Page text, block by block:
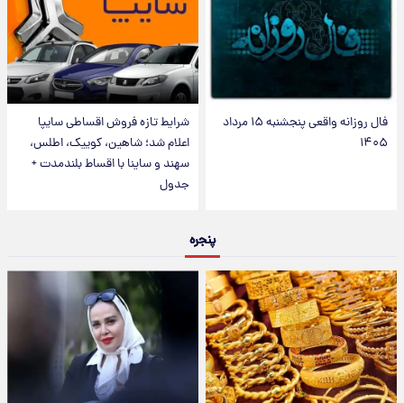
فال روزانه واقعی پنجشنبه ۱۵ مرداد
۱۴۰۵
شرایط تازه فروش اقساطی سایپا
اعلام شد؛ شاهین، کوییک، اطلس،
سهند و ساینا با اقساط بلندمدت +
جدول
پنجره